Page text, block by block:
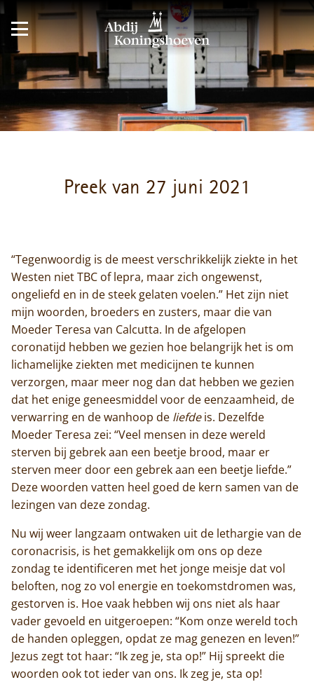
Preek van 27 juni 2021
“Tegenwoordig is de meest verschrikkelijk ziekte in het
Westen niet TBC of lepra, maar zich ongewenst,
ongeliefd en in de steek gelaten voelen.” Het zijn niet
mijn woorden, broeders en zusters, maar die van
Moeder Teresa van Calcutta. In de afgelopen
coronatijd hebben we gezien hoe belangrijk het is om
lichamelijke ziekten met medicijnen te kunnen
verzorgen, maar meer nog dan dat hebben we gezien
dat het enige geneesmiddel voor de eenzaamheid, de
verwarring en de wanhoop de liefdeis. Dezelfde
Moeder Teresa zei: “Veel mensen in deze wereld
sterven bij gebrek aan een beetje brood, maar er
sterven meer door een gebrek aan een beetje liefde.”
Deze woorden vatten heel goed de kern samen van de
lezingen van deze zondag.
Nu wij weer langzaam ontwaken uit de lethargie van de
coronacrisis, is het gemakkelijk om ons op deze
zondag te identificeren met het jonge meisje dat vol
beloften, nog zo vol energie en toekomstdromen was,
gestorven is. Hoe vaak hebben wij ons niet als haar
vader gevoeld en uitgeroepen: “Kom onze wereld toch
de handen opleggen, opdat ze mag genezen en leven!”
Jezus zegt tot haar: “Ik zeg je, sta op!” Hij spreekt die
woorden ook tot ieder van ons. Ik zeg je, sta op!